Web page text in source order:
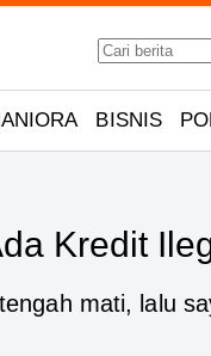
No
results
BISNIS
Kredit
mati, lalu